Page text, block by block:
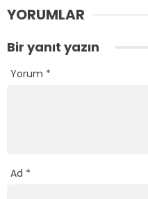
YORUMLAR
Bir yanıt yazın
Yorum *
Ad *